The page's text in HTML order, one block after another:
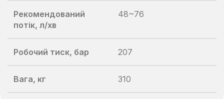
Рекомендований
потік, л/хв
48~76
Робочий тиск, бар 207
Вага, кг 310